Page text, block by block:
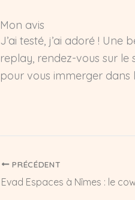
Mon avis
J’ai testé, j’ai adoré !
replay, rendez-vous sur le
pour vous immerger dans
PRÉCÉDENT